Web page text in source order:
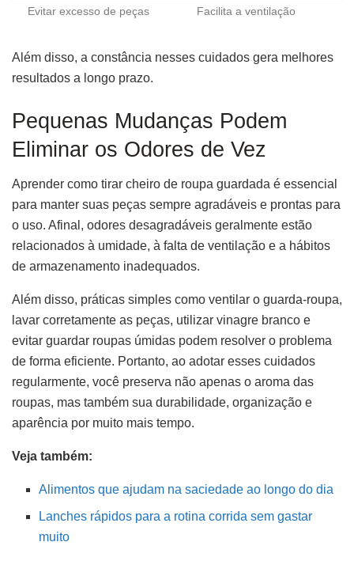
Evitar excesso de peças Facilita a ventilação
Além disso, a constância nesses cuidados gera melhores
resultados a longo prazo.
Pequenas Mudanças Podem
Eliminar os Odores de Vez
Aprender como tirar cheiro de roupa guardada é essencial
para manter suas peças sempre agradáveis e prontas para
o uso. Afinal, odores desagradáveis geralmente estão
relacionados à umidade, à falta de ventilação e a hábitos
de armazenamento inadequados.
Além disso, práticas simples como ventilar o guarda-roupa,
lavar corretamente as peças, utilizar vinagre branco e
evitar guardar roupas úmidas podem resolver o problema
de forma eficiente. Portanto, ao adotar esses cuidados
regularmente, você preserva não apenas o aroma das
roupas, mas também sua durabilidade, organização e
aparência por muito mais tempo.
Veja também:
Alimentos que ajudam na saciedade ao longo do dia
Lanches rápidos para a rotina corrida sem gastar
muito